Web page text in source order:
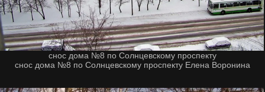
снос дома №8 по Солнцевскому проспекту
снос дома №8 по Солнцевскому проспекту Елена Воронина